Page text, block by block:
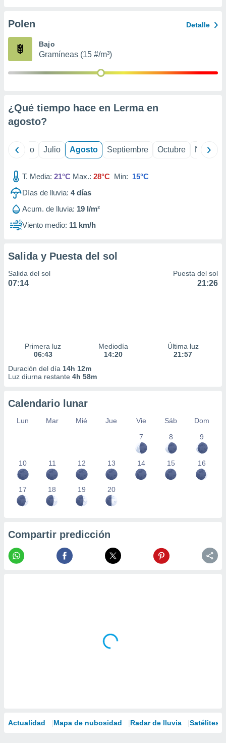
e
mediante
de
1199
Polen Detalle
Bajo
Gramíneas (15 #/m³)
¿Qué tiempo hace en Lerma en
agosto?
Junio Julio Agosto Septiembre Octubre
T. Media: 21°C Max.: 28°C Min: 15°C
Días de lluvia: 4días
Acum. de lluvia: 19 l/m²
Viento medio: 11 km/h
Salida y Puesta del sol
Salida del sol
07:14
Puesta del sol
21:26
Primera luz
06:43
Mediodía
14:20
Última luz
21:57
Duración del día 14h 12m
Luz diurna restante 4h 58m
Calendario lunar
Lun Mar Mié Jue Vie Sáb
Dom
7
8 9
10 11 12 13 14 15 16
17 18 19 20
Compartir predicción
Actualidad Mapa de nubosidad Radar de lluvia Satélites